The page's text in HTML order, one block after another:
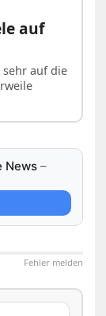
auf
auf die
News –
Fehler melden